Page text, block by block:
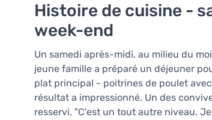
Histoire de cuisine -
week-end
Un samedi après-midi, au milieu du
jeune famille a préparé un déjeuner
plat principal - poitrines de poulet
résultat a impressionné. Un des
resservi. "C'est un tout autre niveau.